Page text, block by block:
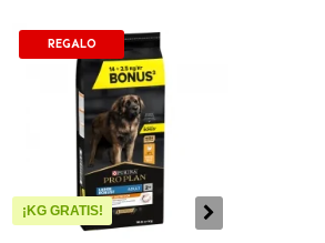
REGALO
¡KG GRATIS!